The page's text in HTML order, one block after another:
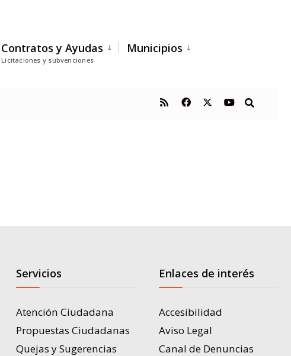
Contratos y Ayudas
Licitaciones y subvenciones
Municipios
Servicios
Atención Ciudadana
Propuestas Ciudadanas
Quejas y Sugerencias
Enlaces de interés
Accesibilidad
Aviso Legal
Canal de Denuncias